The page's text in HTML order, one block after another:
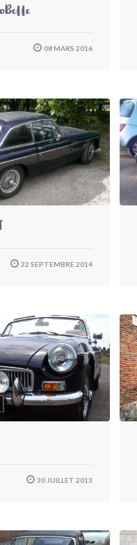
08 MARS 2016
22 SEPTEMBRE 2014
30 JUILLET 2013